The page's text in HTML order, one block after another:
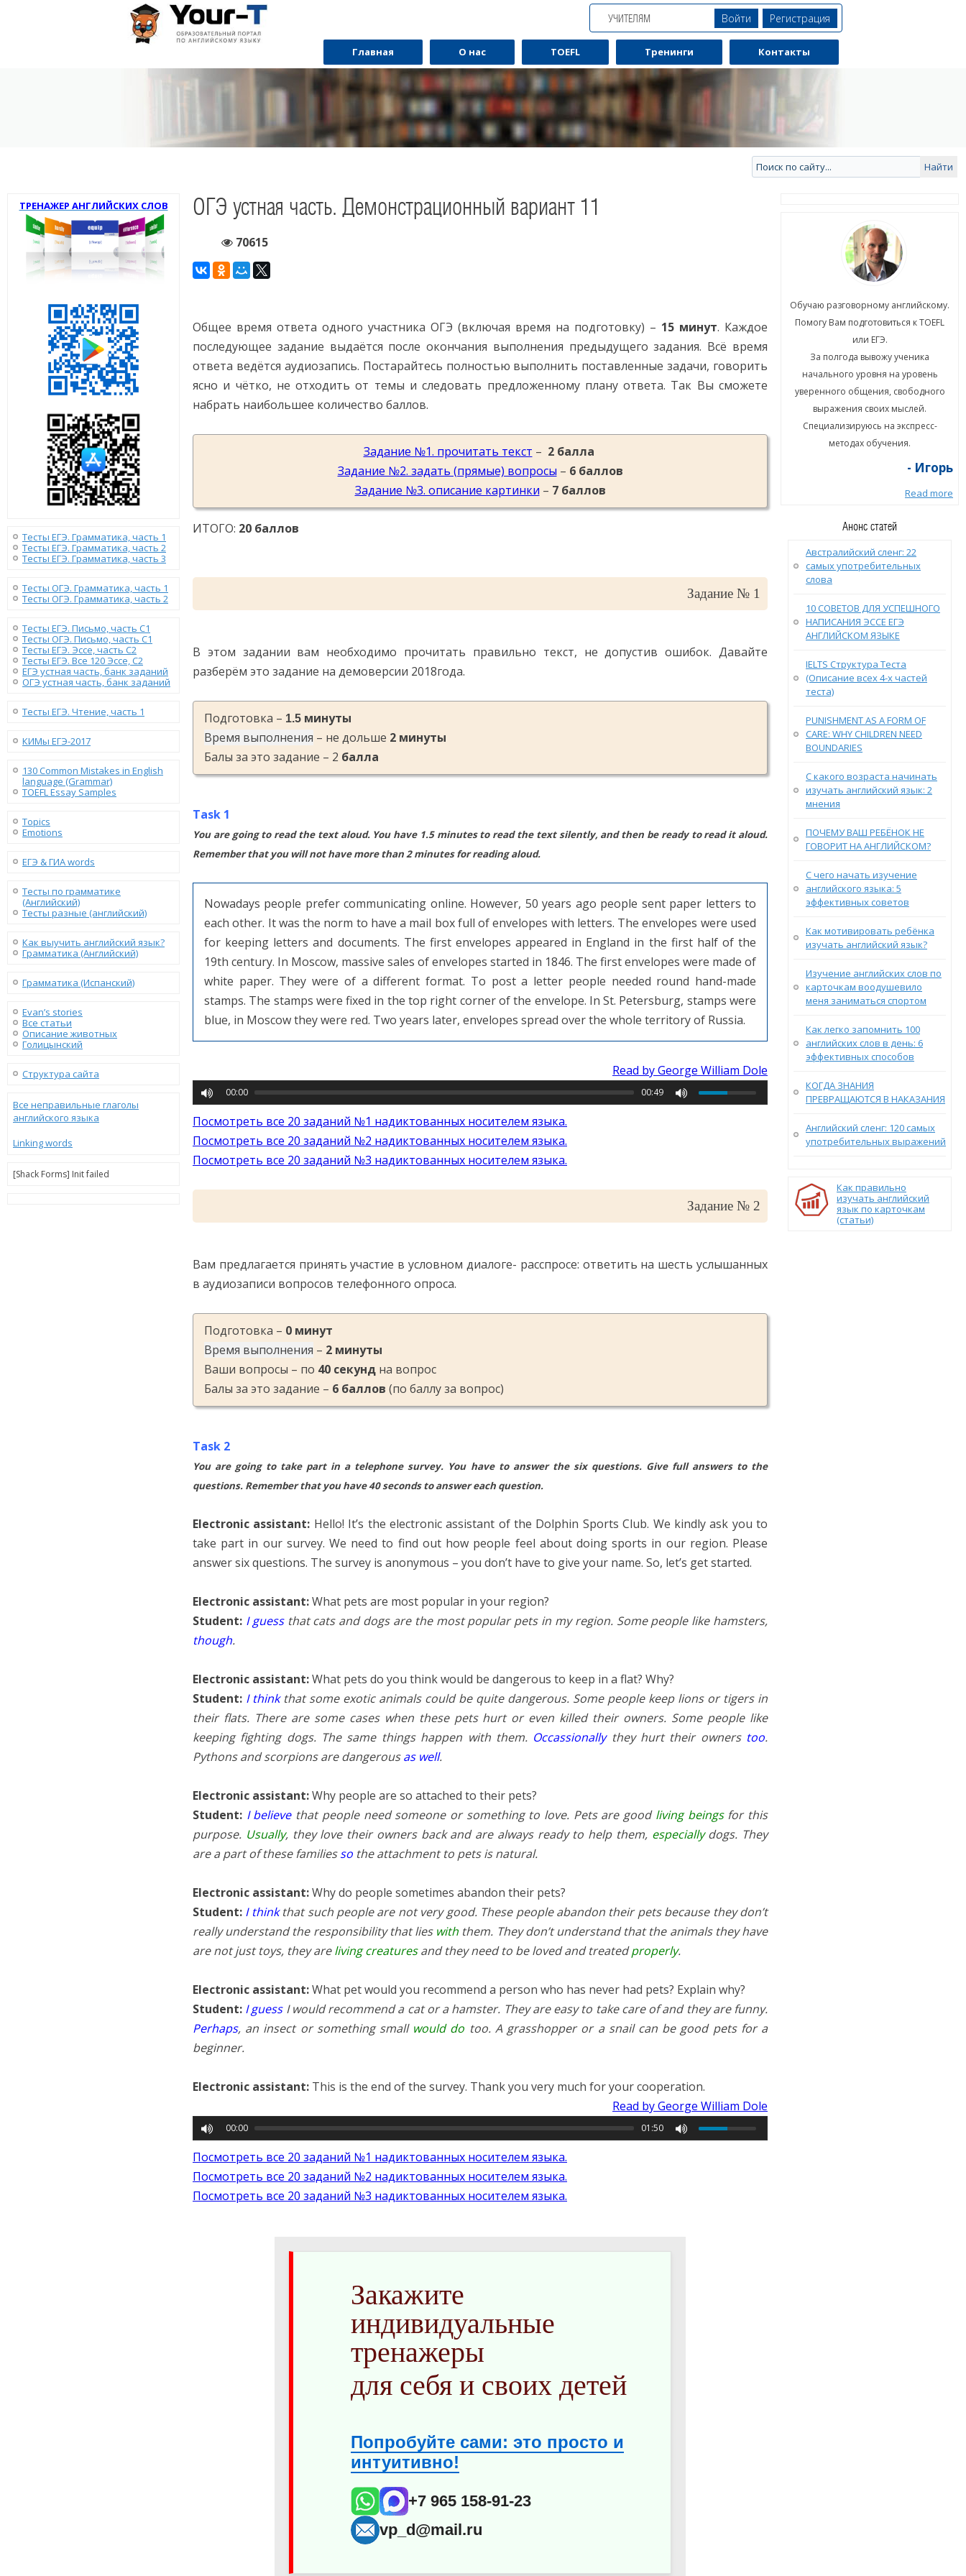
УЧИТЕЛЯМ Войти Регистрация
Главная О нас TOEFL Тренинги Контакты
ТРЕНАЖЕР АНГЛИЙСКИХ СЛОВ
Тесты ЕГЭ. Грамматика, часть 1
Тесты ЕГЭ. Грамматика, часть 2
Тесты ЕГЭ. Грамматика, часть 3
Тесты ОГЭ. Грамматика, часть 1
Тесты ОГЭ. Грамматика, часть 2
Тесты ЕГЭ. Письмо, часть С1
Тесты ОГЭ. Письмо, часть С1
Тесты ЕГЭ. Эссе, часть C2
Тесты ЕГЭ. Все 120 Эссе, C2
ЕГЭ устная часть, банк заданий
ОГЭ устная часть, банк заданий
Тесты ЕГЭ. Чтение, часть 1
КИМы ЕГЭ-2017
130 Сommon Mistakes in English
language (Grammar)
TOEFL Essay Samples
Topics
Emotions
ЕГЭ & ГИА words
Тесты по грамматике
(Английский)
Тесты разные (английский)
Как выучить английский язык?
Грамматика (Английский)
Грамматика (Испанский)
Evan’s stories
Все статьи
Описание животных
Голицынский
Структура сайта
Все неправильные глаголы
английского языка
Linking words
[Shack Forms] Init failed
ОГЭ устная часть. Демонстрационный вариант 11
70615
Общее время ответа одного участника ОГЭ (включая время на подготовку) – 15 минут. Каждое
последующее задание выдаётся после окончания выполнения предыдущего задания. Всё время
ответа ведётся аудиозапись. Постарайтесь полностью выполнить поставленные задачи, говорить
ясно и чётко, не отходить от темы и следовать предложенному плану ответа. Так Вы сможете
набрать наибольшее количество баллов.
Задание №1. прочитать текст – 2 балла
Задание №2. задать (прямые) вопросы – 6 баллов
Задание №3. описание картинки – 7 баллов
ИТОГО: 20 баллов
Задание № 1
В этом задании вам необходимо прочитать правильно текст, не допустив ошибок. Давайте
разберём это задание на демоверсии 2018года.
Подготовка – 1.5 минуты
Время выполнения – не дольше 2 минуты
Балы за это задание – 2 балла
Task 1
You are going to read the text aloud. You have 1.5 minutes to read the text silently, and then be ready to read it aloud.
Remember that you will not have more than 2 minutes for reading aloud.
Nowadays people prefer communicating online. However, 50 years ago people sent paper letters to
each other. It was the norm to have a mail box full of envelopes with letters. The envelopes were used
for keeping letters and documents. The first envelopes appeared in England in the first half of the
19th century. In Moscow, massive sales of envelopes started in 1846. The first envelopes were made of
white paper. They were of a different format. To post a letter people needed round hand-made
stamps. The stamps were fixed in the top right corner of the envelope. In St. Petersburg, stamps were
blue, in Moscow they were red. Two years later, envelopes spread over the whole territory of Russia.
Read by George William Dole
00:00 00:49
Посмотреть все 20 заданий №1 надиктованных носителем языка.
Посмотреть все 20 заданий №2 надиктованных носителем языка.
Посмотреть все 20 заданий №3 надиктованных носителем языка.
Задание № 2
Вам предлагается принять участие в условном диалоге- расспросе: ответить на шесть услышанных
в аудиозаписи вопросов телефонного опроса.
Подготовка – 0 минут
Время выполнения – 2 минуты
Ваши вопросы – по 40 секунд на вопрос
Балы за это задание – 6 баллов (по баллу за вопрос)
Task 2
You are going to take part in a telephone survey. You have to answer the six questions. Give full answers to the
questions. Remember that you have 40 seconds to answer each question.
Electronic assistant: Hello! It’s the electronic assistant of the Dolphin Sports Club. We kindly ask you to
take part in our survey. We need to find out how people feel about doing sports in our region. Please
answer six questions. The survey is anonymous – you don’t have to give your name. So, let’s get started.
Electronic assistant:What pets are most popular in your region?
Student: I guessthat cats and dogs are the most popular pets in my region. Some people like hamsters,
though.
Electronic assistant:What pets do you think would be dangerous to keep in a flat? Why?
Student: I thinkthat some exotic animals could be quite dangerous. Some people keep lions or tigers in
their flats. There are some cases when these pets hurt or even killed their owners. Some people like
keeping fighting dogs. The same things happen with them. Occassionallythey hurt their owners too.
Pythons and scorpions are dangerousas well.
Electronic assistant:Why people are so attached to their pets?
Student: I believethat people need someone or something to love. Pets are good living beingsfor this
purpose. Usually, they love their owners back and are always ready to help them, especiallydogs. They
are a part of these familiesso the attachment to pets is natural.
Electronic assistant:Why do people sometimes abandon their pets?
Student: I thinkthat such people are not very good. These people abandon their pets because they don’t
really understand the responsibility that lies with them. They don’t understand that the animals they have
are not just toys, they areliving creaturesand they need to be loved and treatedproperly.
Electronic assistant:What pet would you recommend a person who has never had pets? Explain why?
Student: I guessI would recommend a cat or a hamster. They are easy to take care of and they are funny.
Perhaps, an insect or something small would do too. A grasshopper or a snail can be good pets for a
beginner.
Electronic assistant: This is the end of the survey. Thank you very much for your cooperation.
Read by George William Dole
00:00 01:50
Посмотреть все 20 заданий №1 надиктованных носителем языка.
Посмотреть все 20 заданий №2 надиктованных носителем языка.
Посмотреть все 20 заданий №3 надиктованных носителем языка.
Закажите
индивидуальные
тренажеры
для себя и своих детей
Попробуйте сами: это просто и
интуитивно!
+7 965 158-91-23
vp_d@mail.ru
Помогу Вам подготовиться к TOEFL
За полгода вывожу ученика
начального уровня на уровень
уверенного общения, свободного
- Игорь
Read more
Помогу Вам подготовиться к TOEFL
или ЕГЭ.
За полгода вывожу ученика
начального уровня на уровень
уверенного общения, свободного
Обучаю разговорному английскому.
Помогу Вам подготовиться к TOEFL
или ЕГЭ.
За полгода вывожу ученика
начального уровня на уровень
уверенного общения, свободного
выражения своих мыслей.
Специализируюсь на экспресс-
методах обучения.
- Игорь
Read more
Анонс статей
Австралийский сленг: 22
самых употребительных
слова
10 СОВЕТОВ ДЛЯ УСПЕШНОГО
НАПИСАНИЯ ЭССЕ ЕГЭ
АНГЛИЙСКОМ ЯЗЫКЕ
IELTS Структура Теста
(Описание всех 4-х частей
теста)
PUNISHMENT AS A FORM OF
CARE: WHY CHILDREN NEED
BOUNDARIES
С какого возраста начинать
изучать английский язык: 2
мнения
ПОЧЕМУ ВАШ РЕБЁНОК НЕ
ГОВОРИТ НА АНГЛИЙСКОМ?
С чего начать изучение
английского языка: 5
эффективных советов
Как мотивировать ребёнка
изучать английский язык?
Изучение английских слов по
карточкам воодушевило
меня заниматься спортом
Как легко запомнить 100
английских слов в день: 6
эффективных способов
КОГДА ЗНАНИЯ
ПРЕВРАЩАЮТСЯ В НАКАЗАНИЯ
Английский сленг: 120 самых
употребительных выражений
Как правильно
изучать английский
язык по карточкам
(статьи)